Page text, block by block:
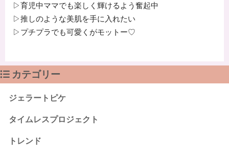
▷育児中ママでも楽しく輝けるよう奮起中
▷推しのような美肌を手に入れたい
▷プチプラでも可愛くがモットー♡
カテゴリー
ジェラートピケ
タイムレスプロジェクト
トレンド